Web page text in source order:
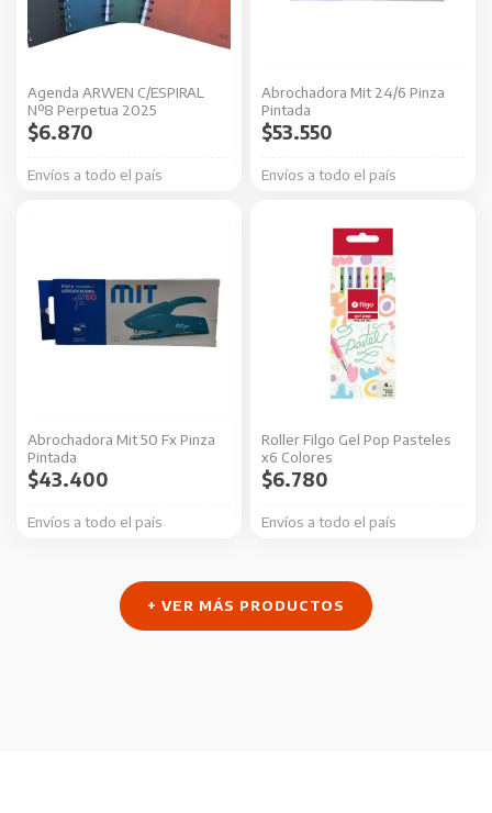
Agenda ARWEN C/ESPIRAL
Nº8 Perpetua 2025
Envíos a todo el país
$6.870
opciones
pueden
elegir
la
Abrochadora Mit 24/6 Pinza
Pintada
Envíos a todo el país
$53.550
Abrochadora Mit 50 Fx Pinza
Pintada
Envíos a todo el país
$43.400
Roller Filgo Gel Pop Pasteles
x6 Colores
Envíos a todo el país
$6.780
+ VER MÁS PRODUCTOS